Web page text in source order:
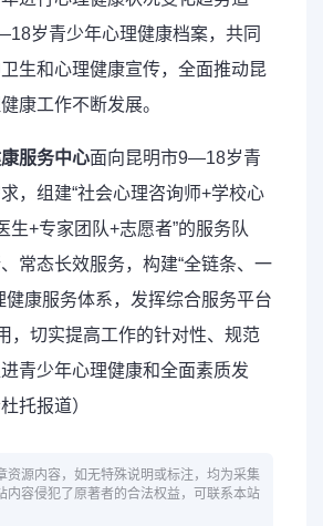
岁青少年心理健康档案，共同
生和心理健康宣传，全面推动昆
康工作不断发展。
服务中心面向昆明市9—18岁青
，组建“社会心理咨询师+学校心
生+专家团队+志愿者”的服务队
常态长效服务，构建“全链条、一
健康服务体系，发挥综合服务平台
，切实提高工作的针对性、规范
青少年心理健康和全面素质发
托报道）
资源内容，如无特殊说明或标注，均为采集
内容侵犯了原著者的合法权益，可联系本站